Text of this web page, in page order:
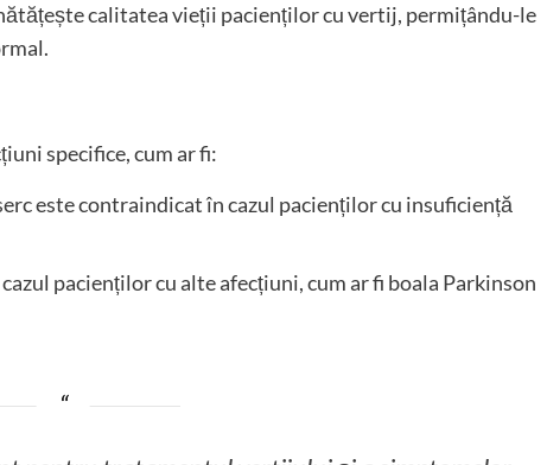
calitatea vieții pacienților cu vertij, permițându-le
specifice, cum ar fi:
este contraindicat în cazul pacienților cu insuficiență
pacienților cu alte afecțiuni, cum ar fi boala Parkinson